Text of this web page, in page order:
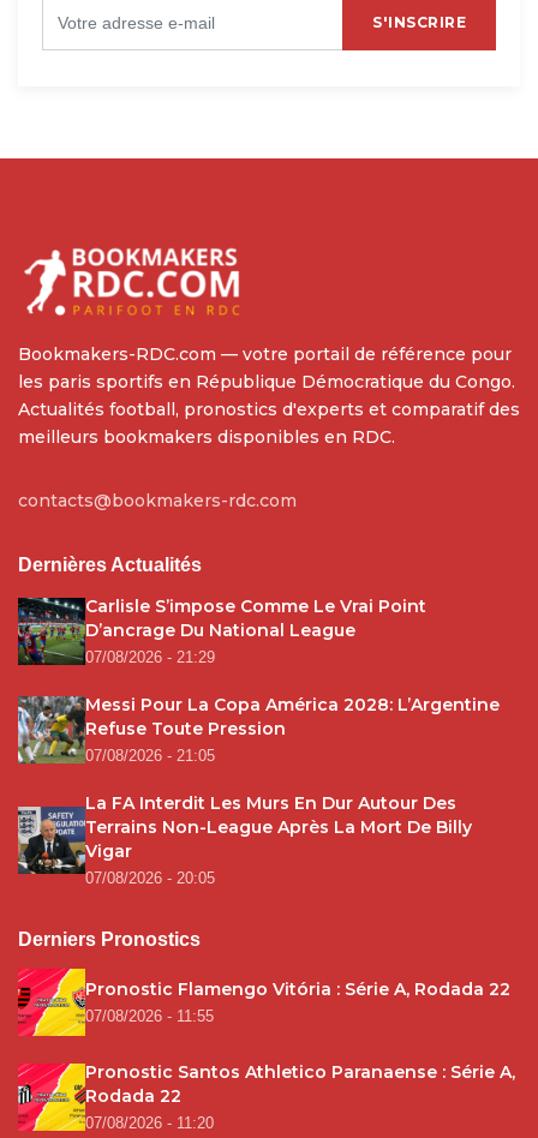
S'INSCRIRE
Bookmakers-RDC.com — votre portail de référence pour
les paris sportifs en République Démocratique du Congo.
Actualités football, pronostics d'experts et comparatif des
meilleurs bookmakers disponibles en RDC.
contacts@bookmakers-rdc.com
Dernières Actualités
Carlisle S’impose Comme Le Vrai Point
D’ancrage Du National League
07/08/2026 - 21:29
Messi Pour La Copa América 2028: L’Argentine
Refuse Toute Pression
07/08/2026 - 21:05
La FA Interdit Les Murs En Dur Autour Des
Terrains Non-League Après La Mort De Billy
Vigar
07/08/2026 - 20:05
Derniers Pronostics
Pronostic Flamengo Vitória : Série A, Rodada 22
07/08/2026 - 11:55
Pronostic Santos Athletico Paranaense : Série A,
Rodada 22
07/08/2026 - 11:20